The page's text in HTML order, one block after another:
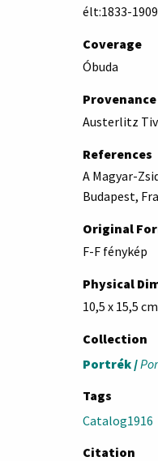
élt:1833-1909
Coverage
Óbuda
Provenance
Austerlitz
References
A Magyar-
Budapest,
Original
F-F fénykép
Physical
10,5 x 15,5 cm
Collection
Portrék /
Tags
Catalog1916
Citation